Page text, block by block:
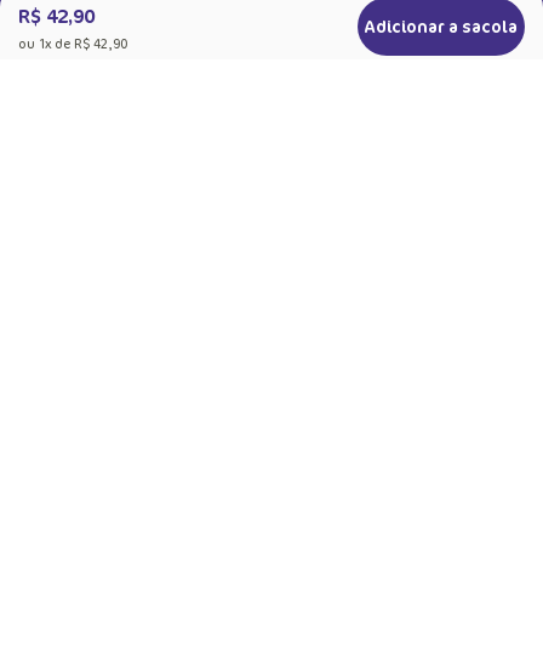
R$ 42,90
ou 1x de R$ 42,90
Adicionar a sacola